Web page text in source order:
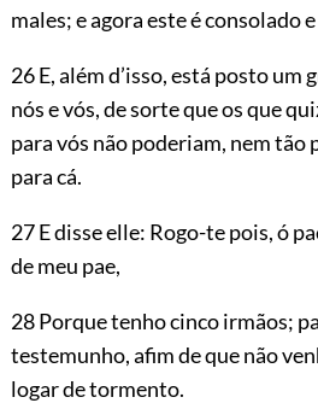
males; e agora este é consolado
26 E, além d’isso, está posto um
nós e vós, de sorte que os que
para vós não poderiam, nem tão
para cá.
27 E disse elle: Rogo-te pois, ó
de meu pae,
28 Porque tenho cinco irmãos;
testemunho, afim de que não
logar de tormento.